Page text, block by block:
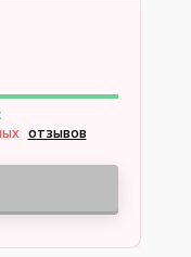
отзывов